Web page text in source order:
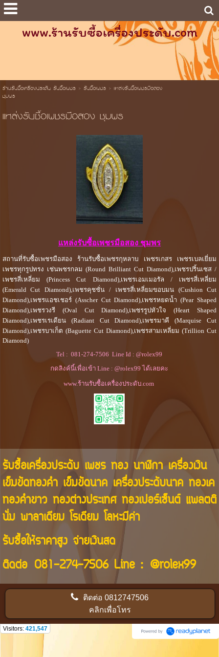
www.ร้านรับซื้อเครื่องประดับ.com
ร้านรับซื้อเครื่องประดับ รับซื้อเพชร> รับซื้อเพชร> แหล่งรับซื้อเพชรมือสอง
ชุมพร
แหล่งรับซื้อเพชรมือสอง ชุมพร
แหล่งรับซื้อเพชรมือสอง ชุมพร
สถานที่รับซื้อเพชรมือสอง ร้านรับซื้อเพชรกุหลาบ เพชรเกสร เพชรเบลเยี่ยม
เพชรทุกรูปทรง เช่นพชรกลม (Round Brilliant Cut Diamond),เพชรปริ้นเซส /
เพชรสี่เหลี่ยม (Princess Cut Diamond),เพชรเอมเมอรัล / เพชรสี่เหลี่ยม
(Emerald Cut Diamond),เพชรคุชชั่น / เพชรสี่เหลี่ยมขอบมน (Cushion Cut
Diamond),เพชรแอชเชอร์ (Asscher Cut Diamond),เพชรหยดน้ำ (Pear Shaped
Diamond),เพชรวงรี (Oval Cut Diamond),เพชรรูปหัวใจ (Heart Shaped
Diamond),เพชรเรเดียน (Radiant Cut Diamond),เพชรมาคี (Marquise Cut
Diamond),เพชรบาเก็ต (Baguette Cut Diamond),เพชรสามเหลี่ยม (Trillion Cut
Diamond)
Tel :081-274-7506 Line Id :@rolex99
กดลิงค์นี้เพื่อเข้า Line : @rolex99 ได้เลยคะ
www.ร้านรับซื้อเครื่องประดับ.com
รับซื้อเครื่องประดับ เพชร ทอง นาฬิกา เครื่องเงิน
เข็มขัดทองคำ เข็มขัดนาค เครื่องประดับนาค ทองเค
ทองคำขาว ทองต่างประเทศ ทองเปอร์เซ็นต์ แพลตติ
นั่ม พาลาเดียม โรเดียม โลหะมีค่า
รับซื้อให้ราคาสูง จ่ายเงินสด
ติดต่อ 081-274-7506Line : @rolex99
ติดต่อ0812747506
คลิกเพื่อโทร
Visitors: 421,547